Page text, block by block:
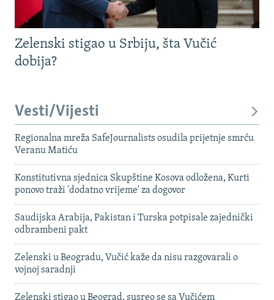
Zelenski stigao u Srbiju, šta Vučić
dobija?
Vesti/Vijesti
Regionalna mreža SafeJournalists osudila prijetnje smrću
Veranu Matiću
Konstitutivna sjednica Skupštine Kosova odložena, Kurti
ponovo traži 'dodatno vrijeme' za dogovor
Saudijska Arabija, Pakistan i Turska potpisale zajednički
odbrambeni pakt
Zelenski u Beogradu, Vučić kaže da nisu razgovarali o
vojnoj saradnji
Zelenski stigao u Beograd, susreo se sa Vučićem